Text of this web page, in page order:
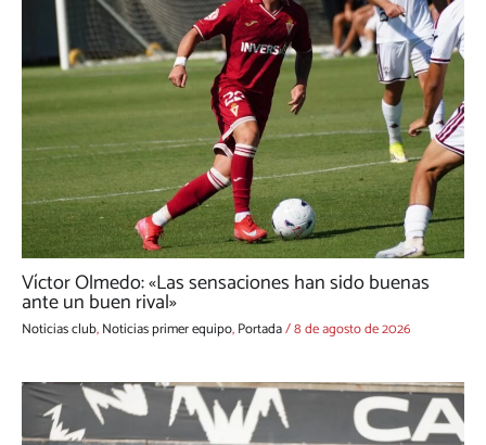
Víctor Olmedo: «Las sensaciones han sido buenas
ante un buen rival»
Noticias club,Noticias primer equipo,Portada/8 de agosto de 2026